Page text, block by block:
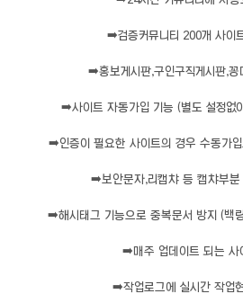
➡️검증커뮤니티 200개 사이
➡️홍보게시판,구인구직게시판,꽁
➡️사이트 자동가입 기능 (별도 설정없
➡️인증이 필요한 사이트의 경우 수동가
➡️보안문자,리캡챠 등 캡챠부
➡️해시태그 기능으로 중복문서 방지 (백
➡️ 매주 업데이트 되는 사
➡️작업로그에 실시간 작업